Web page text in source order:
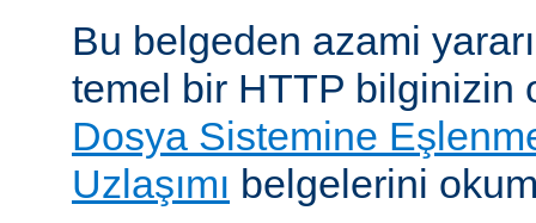
Bu belgeden azami
temel bir HTTP bilginizin
Dosya Sistemine
Uzlaşımı belgelerini